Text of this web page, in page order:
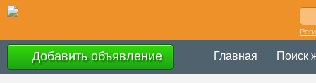
Добавить объявление Главная Поиск